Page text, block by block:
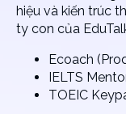
hiệu và kiến trúc
ty con của
Ecoach
IELTS
TOEIC